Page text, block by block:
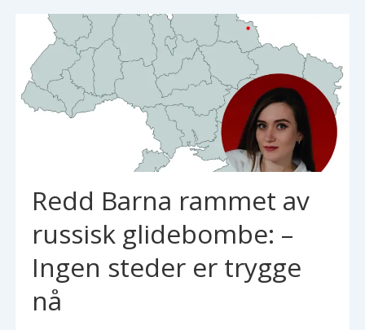
Redd Barna rammet av
russisk glidebombe: –
Ingen steder er trygge
nå